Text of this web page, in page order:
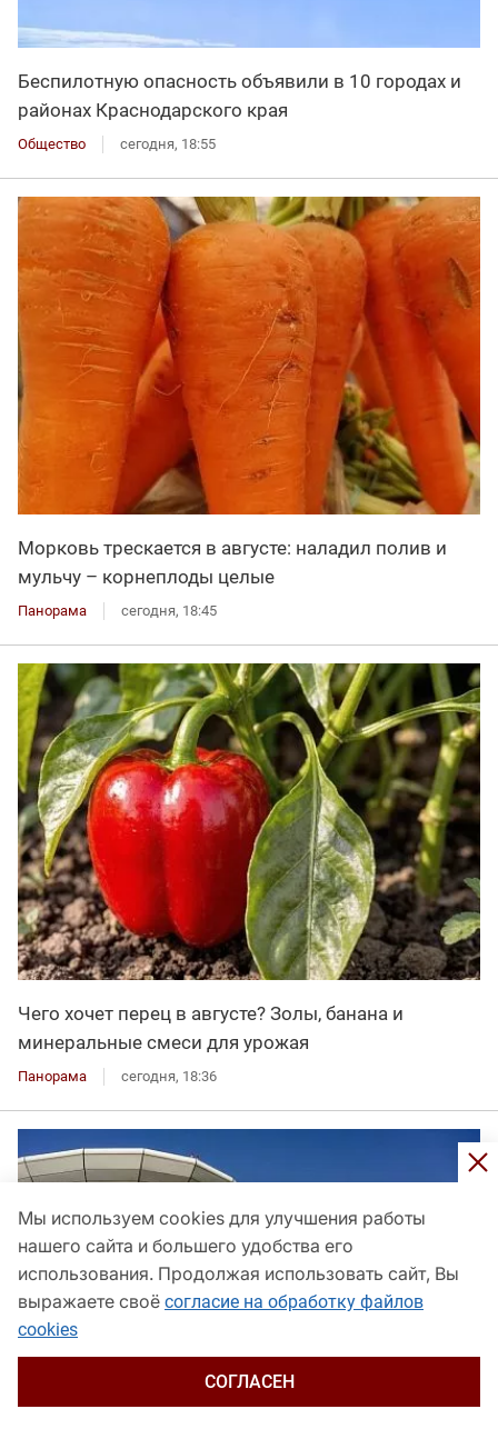
Беспилотную опасность объявили в 10 городах и
районах Краснодарского края
Общество сегодня, 18:55
Морковь трескается в августе: наладил полив и
мульчу – корнеплоды целые
Панорама сегодня, 18:45
Чего хочет перец в августе? Золы, банана и
минеральные смеси для урожая
Панорама сегодня, 18:36
Мы используем cookies для улучшения работы
нашего сайта и большего удобства его
использования. Продолжая использовать сайт, Вы
выражаете своё согласие на обработку файлов
cookies
СОГЛАСЕН